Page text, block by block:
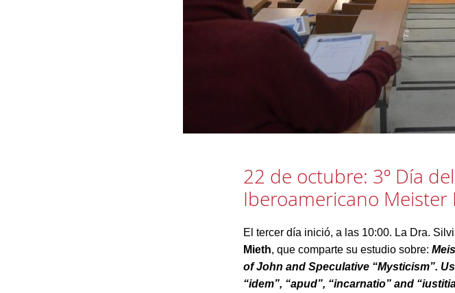
22 de octubre: 3º Día
Iberoamericano Meister
El tercer día inició, a las 10:00. La Dra.
Mieth, que comparte su estudio sobre:
of John and Speculative “Mysticism”.
“idem”, “apud”, “incarnatio” and